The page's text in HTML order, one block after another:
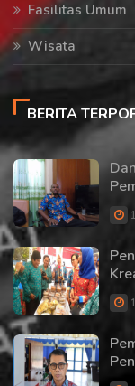
Fasilitas Umum
Wisata
BERITA